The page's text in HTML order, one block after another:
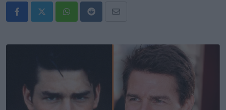
WhatsappReddit
Email